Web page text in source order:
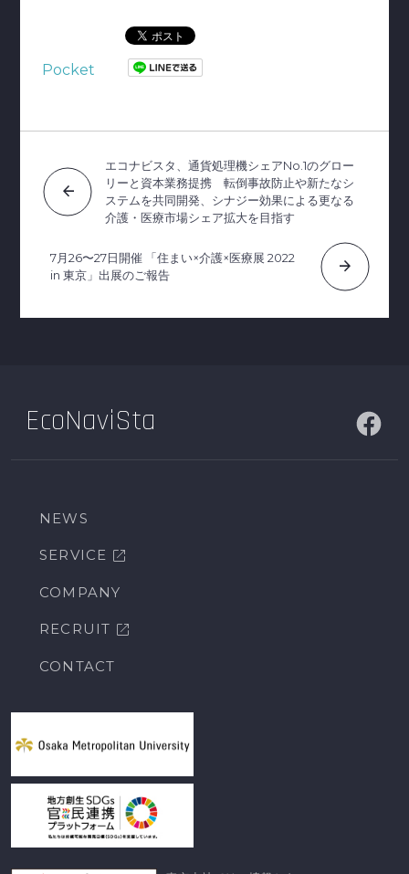
Pocket
arrow_back
エコナビスタ、通貨処理機シェアNo.1のグロー
リーと資本業務提携 転倒事故防止や新たなシ
ステムを共同開発、シナジー効果による更なる
介護・医療市場シェア拡大を目指す
7月26〜27日開催 「住まい×介護×医療展 2022
in 東京」出展のご報告
arrow_forward
EcoNaviSta
NEWS
SERVICE
COMPANY
RECRUIT
CONTACT